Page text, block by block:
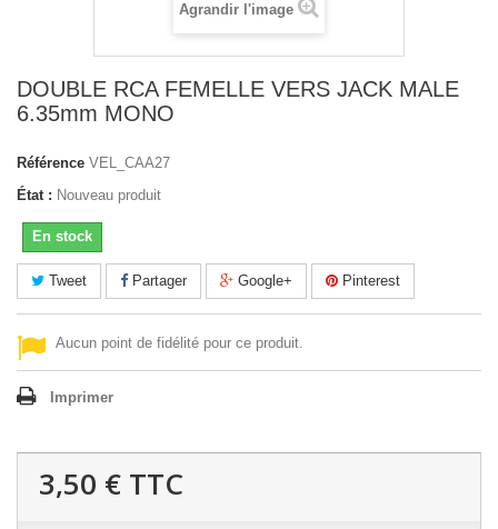
Agrandir l'image
DOUBLE RCA FEMELLE VERS JACK MALE
6.35mm MONO
Référence VEL_CAA27
État : Nouveau produit
En stock
Tweet Partager Google+ Pinterest
Aucun point de fidélité pour ce produit.
Imprimer
3,50 € TTC